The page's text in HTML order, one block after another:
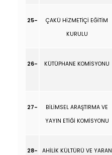
25-
ÇAKÜ HİZMETİÇİ EĞİTİM
KURULU
26- KÜTÜPHANE KOMİSYONU
27-
BİLİMSEL ARAŞTIRMA VE
YAYIN ETİĞİ KOMİSYONU
28-
AHİLİK KÜLTÜRÜ VE YARAN